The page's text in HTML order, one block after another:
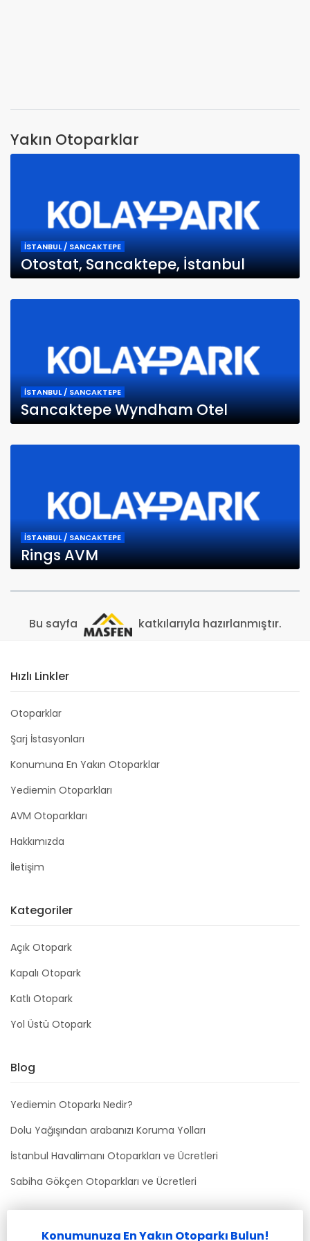
Yakın Otoparklar
İSTANBUL / SANCAKTEPE
Otostat, Sancaktepe, İstanbul
İSTANBUL / SANCAKTEPE
Sancaktepe Wyndham Otel
İSTANBUL / SANCAKTEPE
Rings AVM
Bu sayfa katkılarıyla hazırlanmıştır.
Hızlı Linkler
Otoparklar
Şarj İstasyonları
Konumuna En Yakın Otoparklar
Yediemin Otoparkları
AVM Otoparkları
Hakkımızda
İletişim
Kategoriler
Açık Otopark
Kapalı Otopark
Katlı Otopark
Yol Üstü Otopark
Blog
Yediemin Otoparkı Nedir?
Dolu Yağışından arabanızı Koruma Yolları
İstanbul Havalimanı Otoparkları ve Ücretleri
Sabiha Gökçen Otoparkları ve Ücretleri
Konumunuza En Yakın Otoparkı Bulun!